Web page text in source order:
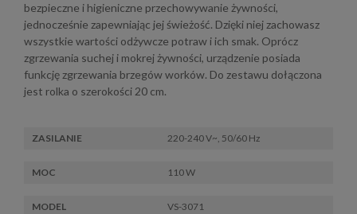
bezpieczne i higieniczne przechowywanie żywności,
jednocześnie zapewniając jej świeżość. Dzięki niej zachowasz
wszystkie wartości odżywcze potraw i ich smak. Oprócz
zgrzewania suchej i mokrej żywności, urządzenie posiada
funkcję zgrzewania brzegów worków. Do zestawu dołączona
jest rolka o szerokości 20 cm.
ZASILANIE 220-240 V~, 50/60 Hz
MOC 110 W
MODEL VS-3071